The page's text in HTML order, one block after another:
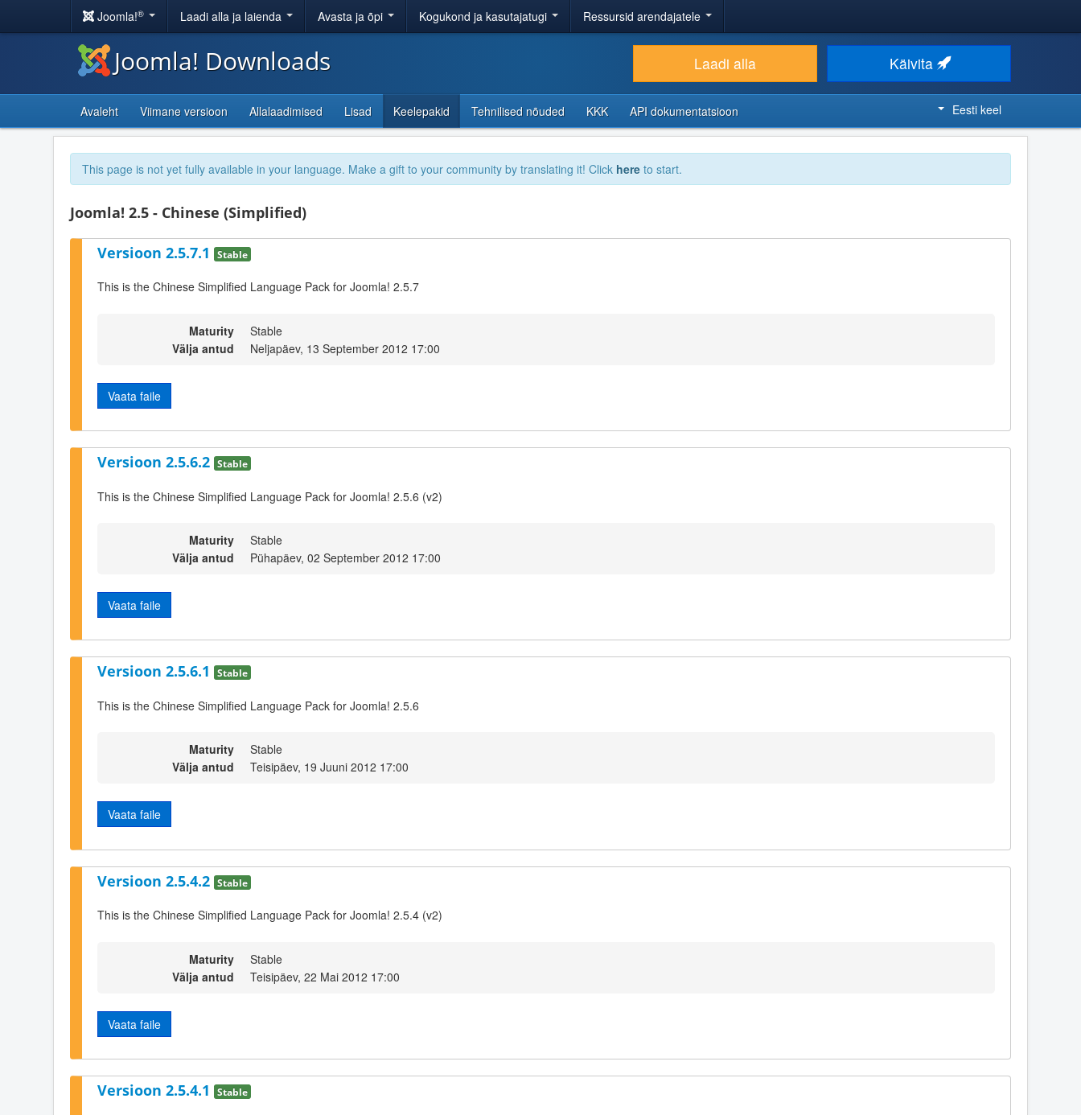
Joomla!® Laadi alla ja laienda Avasta ja õpi Kogukond ja kasutajatugi Ressursid arendajatele
Joomla! Downloads Laadi alla Käivita
Avaleht Viimane versioon Allalaadimised Lisad Keelepakid Tehnilised nõuded KKK API dokumentatsioon Eesti keel
This page is not yet fully available in your language. Make a gift to your community by translating it! Click here to start.
Joomla! 2.5 - Chinese (Simplified)
Versioon 2.5.7.1 Stable
This is the Chinese Simplified Language Pack for Joomla! 2.5.7
Maturity
Stable
Välja antud
Neljapäev, 13 September 2012 17:00
Vaata faile
Versioon 2.5.6.2 Stable
This is the Chinese Simplified Language Pack for Joomla! 2.5.6 (v2)
Maturity
Stable
Välja antud
Pühapäev, 02 September 2012 17:00
Vaata faile
Versioon 2.5.6.1 Stable
This is the Chinese Simplified Language Pack for Joomla! 2.5.6
Maturity
Stable
Välja antud
Teisipäev, 19 Juuni 2012 17:00
Vaata faile
Versioon 2.5.4.2 Stable
This is the Chinese Simplified Language Pack for Joomla! 2.5.4 (v2)
Maturity
Stable
Välja antud
Teisipäev, 22 Mai 2012 17:00
Vaata faile
Versioon 2.5.4.1 Stable